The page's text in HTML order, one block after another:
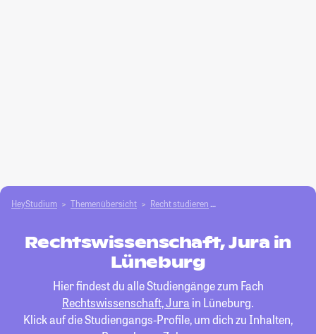
HeyStudium Themenübersicht Recht studieren
Rechtswissenschaft, Jura in
Lüneburg
Hier findest du alle Studiengänge zum Fach
Rechtswissenschaft, Jura in Lüneburg.
Klick auf die Studiengangs-Profile, um dich zu Inhalten,